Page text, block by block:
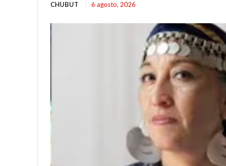
CHUBUT 6 agosto, 2026